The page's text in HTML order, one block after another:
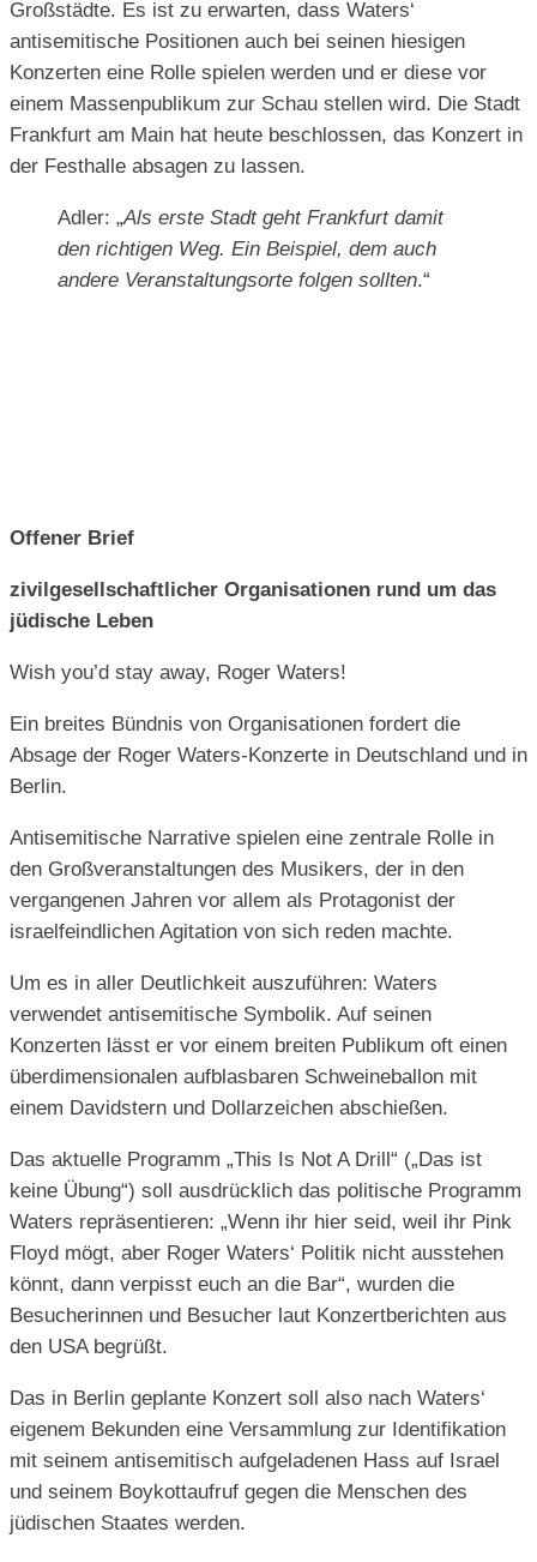
Großstädte. Es ist zu erwarten, dass Waters‘
antisemitische Positionen auch bei seinen hiesigen
Konzerten eine Rolle spielen werden und er diese vor
einem Massenpublikum zur Schau stellen wird. Die Stadt
Frankfurt am Main hat heute beschlossen, das Konzert in
der Festhalle absagen zu lassen.
Adler: „Als erste Stadt geht Frankfurt damit
den richtigen Weg. Ein Beispiel, dem auch
andere Veranstaltungsorte folgen sollten.“
Offener Brief
zivilgesellschaftlicher Organisationen rund um das
jüdische Leben
Wish you’d stay away, Roger Waters!
Ein breites Bündnis von Organisationen fordert die
Absage der Roger Waters-Konzerte in Deutschland und in
Berlin.
Antisemitische Narrative spielen eine zentrale Rolle in
den Großveranstaltungen des Musikers, der in den
vergangenen Jahren vor allem als Protagonist der
israelfeindlichen Agitation von sich reden machte.
Um es in aller Deutlichkeit auszuführen: Waters
verwendet antisemitische Symbolik. Auf seinen
Konzerten lässt er vor einem breiten Publikum oft einen
überdimensionalen aufblasbaren Schweineballon mit
einem Davidstern und Dollarzeichen abschießen.
Das aktuelle Programm „This Is Not A Drill“ („Das ist
keine Übung“) soll ausdrücklich das politische Programm
Waters repräsentieren: „Wenn ihr hier seid, weil ihr Pink
Floyd mögt, aber Roger Waters‘ Politik nicht ausstehen
könnt, dann verpisst euch an die Bar“, wurden die
Besucherinnen und Besucher laut Konzertberichten aus
den USA begrüßt.
Das in Berlin geplante Konzert soll also nach Waters‘
eigenem Bekunden eine Versammlung zur Identifikation
mit seinem antisemitisch aufgeladenen Hass auf Israel
und seinem Boykottaufruf gegen die Menschen des
jüdischen Staates werden.